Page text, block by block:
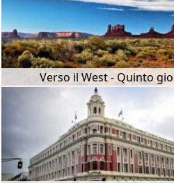
Verso il West - Quinto